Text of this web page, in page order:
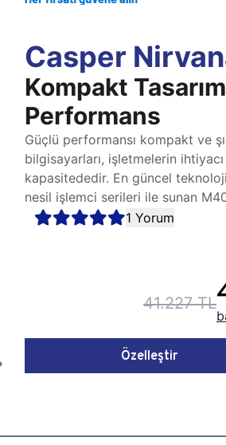
Casper
Kompakt
Performans
Güçlü performansı kompakt ve
bilgisayarları, işletmelerin
kapasitededir. En güncel
nesil işlemci serileri ile sunan
1 Yorum
41.227 TL
Özelleştir